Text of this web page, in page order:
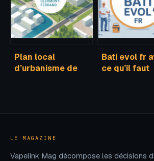
Plan local
d’urbanisme de
Bati evol fr
ce qu’il faut
LE MAGAZINE
Vapelink Mag décompose les décisions